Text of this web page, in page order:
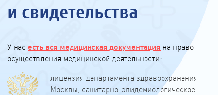
и свидетельства
У нас есть вся медицинская документация на право
осуществления медицинской деятельности:
лицензия департамента здравоохранения
Москвы, санитарно-эпидемиологическое